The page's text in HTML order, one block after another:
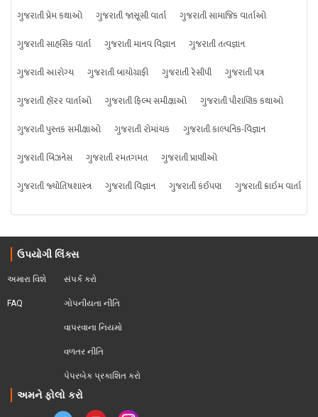
ગુજરાતી પ્રેમ કથાઓ
ગુજરાતી જાસૂસી વાર્તા
ગુજરાતી સામાજિક વાર્તાઓ
ગુજરાતી સાહસિક વાર્તા
ગુજરાતી માનવ વિજ્ઞાન
ગુજરાતી તત્વજ્ઞાન
ગુજરાતી આરોગ્ય
ગુજરાતી બાયોગ્રાફી ગુજરાતી રેસીપી
ગુજરાતી પત્ર
ગુજરાતી હૉરર વાર્તાઓ
ગુજરાતી ફિલ્મ સમીક્ષાઓ
ગુજરાતી પૌરાણિક કથાઓ
ગુજરાતી પુસ્તક સમીક્ષાઓ
ગુજરાતી રોમાંચક
ગુજરાતી કાલ્પનિક-વિજ્ઞાન
ગુજરાતી બિઝનેસ
ગુજરાતી રમતગમત
ગુજરાતી પ્રાણીઓ
ગુજરાતી જ્યોતિષશાસ્ત્ર
ગુજરાતી વિજ્ઞાન ગુજરાતી કંઈપણ ગુજરાતી ક્રાઇમ વાર્તા
ઉપયોગી લિંક્સ
અમારા વિશે
FAQ
સંપર્ક કરો
ગોપનીયતા નીતિ
વાપરવાના નિયમો
વળતર નીતિ
પેપરબેક પ્રકાશિત કરો
અમને ફોલો કરો